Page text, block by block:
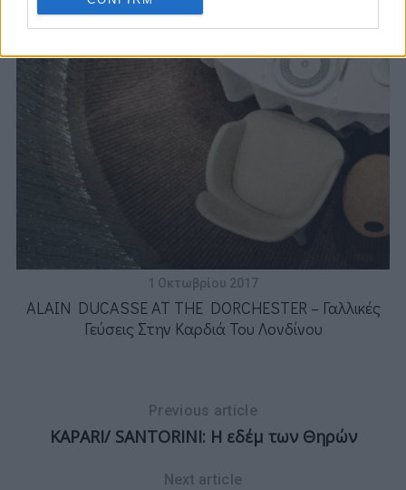
1 Οκτωβρίου 2017
ALAIN DUCASSE AT THE DORCHESTER – Γαλλικές
Γεύσεις Στην Καρδιά Του Λονδίνου
Previous article
KAPARI/ SANTORINI: Η εδέμ των Θηρών
Next article